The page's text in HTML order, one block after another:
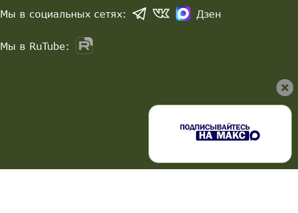
Мы в социальных сетях: Дзен
Мы в RuTube: